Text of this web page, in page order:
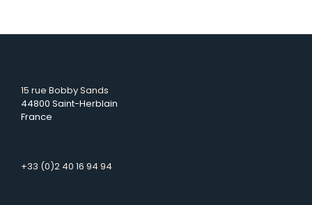
15 rue Bobby Sands
44800 Saint-Herblain
France
+33 (0)2 40 16 94 94